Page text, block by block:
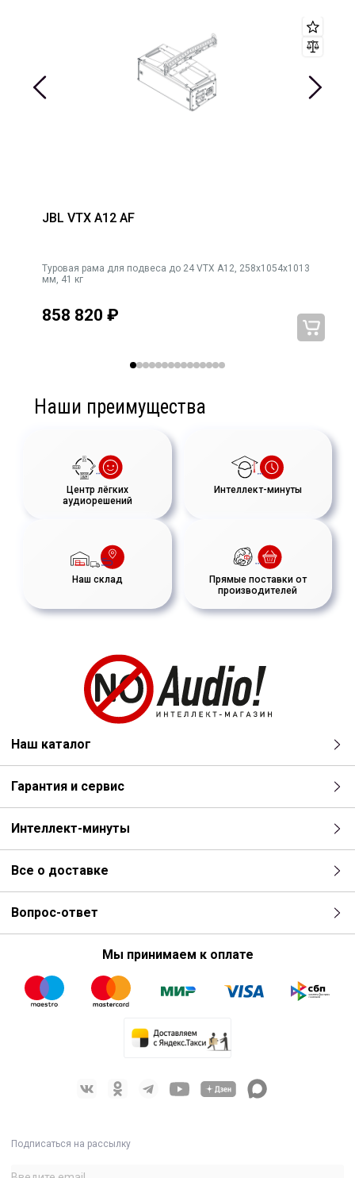
JBL VTX A12 AF
Туровая рама для подвеса до 24 VTX A12, 258x1054x1013
мм, 41 кг
858 820 ₽
Наши преимущества
Центр лёгких
аудиорешений
Интеллект-минуты
Наш склад
Прямые поставки от
производителей
Наш каталог
Гарантия и сервис
Интеллект-минуты
Все о доставке
Вопрос-ответ
Мы принимаем к оплате
Подписаться на рассылку